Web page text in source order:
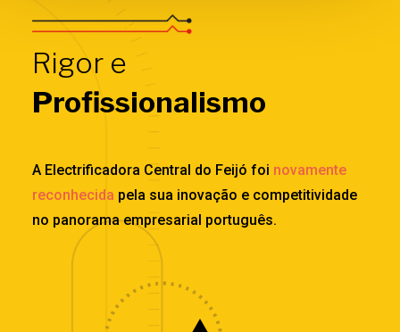
Rigor e
Profissionalismo
A Electrificadora Central do Feijó foi novamente
reconhecida pela sua inovação e competitividade
no panorama empresarial português.